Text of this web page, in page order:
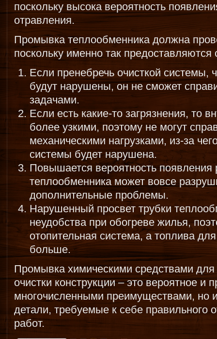
поскольку высока вероятность
отравления.
Промывка теплообменника должна
поскольку именно так
Если пренебречь очисткой системы,
будут нарушены, он не сможет
задачами.
Если есть какие-то загрязнения, то
более узкими, поэтому не могут
механическими нагрузками, из-за
системы будет нарушена.
Повышается вероятность появления
теплообменника может вовсе
дополнительные проблемы.
Нарушенный просвет трубки
неудобства при обогреве жилья,
отопительная система, а топлива
больше.
Промывка химическими средствами
очистки конструкции – это вероятное и
многочисленными преимуществами, но
детали, требуемые к себе правильного
работ.